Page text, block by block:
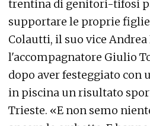
trentina di genitori-tifosi
supportare le proprie
Colautti, il suo vice Andrea
l'accompagnatore Giulio
dopo aver festeggiato con
in piscina un risultato
Trieste. «E non semo